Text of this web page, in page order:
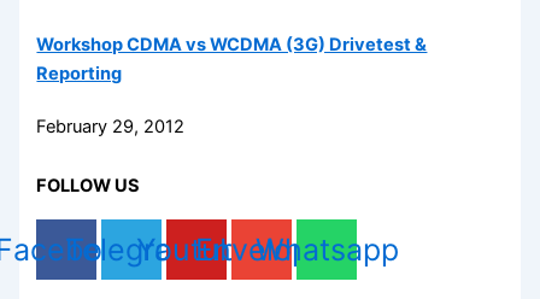
Workshop CDMA vs WCDMA (3G) Drivetest &
Reporting
February 29, 2012
FOLLOW US
TelegramYoutubeEnvelope
Whatsapp